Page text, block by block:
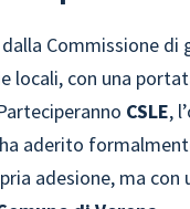
Commissione di
locali, con una
CSLE,
aderito
adesione, ma